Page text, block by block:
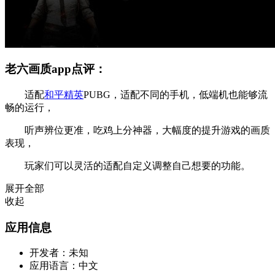
老六画质app点评：
适配和平精英PUBG，适配不同的手机，低端机也能够流
畅的运行，
听声辨位更准，吃鸡上分神器，大幅度的提升游戏的画质
表现，
玩家们可以灵活的适配自定义调整自己想要的功能。
展开全部
收起
应用信息
开发者： 未知
应用语言： 中文